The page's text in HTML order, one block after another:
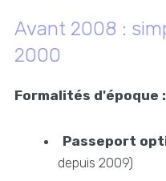
Avant 2008 :
2000
Formalités d'époque :
Passeport
depuis 2009)